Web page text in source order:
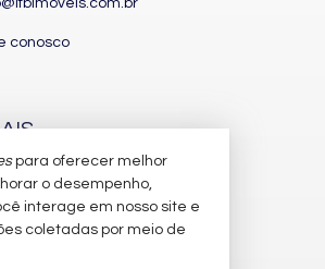
conosco
newsletter
financeiros
para oferecer melhor
o desempenho,
interage em nosso site e
coletadas por meio de